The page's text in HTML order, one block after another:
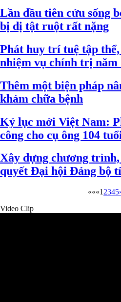
Lần đầu tiên cứu sống
bị dị tật ruột rất nặng
Phát huy trí tuệ tập
nhiệm vụ chính trị năm
Thêm một biện pháp
khám chữa bệnh
Kỷ lục mới Việt Nam:
công cho cụ ông 104
Xây dựng chương
quyết Đại hội Đảng bộ
«««1 2345
Video Clip